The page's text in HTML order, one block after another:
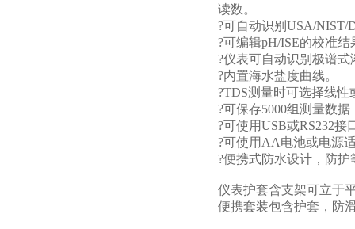
读数。
?可自动识别 USA/NIST/
?可编辑pH/ISE的校准结
?仪表可自动识别极谱式
?内置海水盐度曲线。
?TDS测量时可选择线性
?可保存5000组测量数据
?可使用USB或RS232接
?可使用 AA电池或电源
?便携式防水设计，防护
仪表护套含支架可立于
便携套装包含护套，防